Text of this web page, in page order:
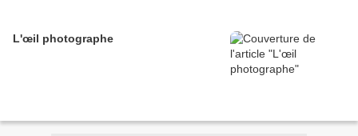
L'œil photographe